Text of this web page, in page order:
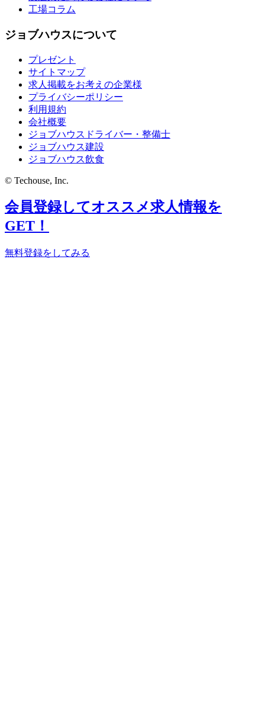
工場コラム
ジョブハウスについて
プレゼント
サイトマップ
求人掲載をお考えの企業様
プライバシーポリシー
利用規約
会社概要
ジョブハウスドライバー・整備士
ジョブハウス建設
ジョブハウス飲食
© Techouse, Inc.
会員登録してオススメ求人情報を
GET！
無料登録をしてみる